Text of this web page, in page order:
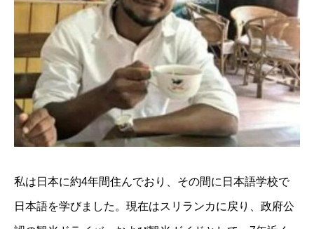
私は日本に約4年間住んでおり、その間に日本語学校で
日本語を学びました。現在はスリランカに戻り、政府公